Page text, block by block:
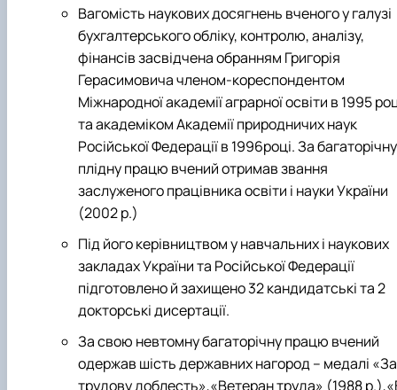
Вагомість наукових досягнень вченого у галузі
бухгалтерського обліку, контролю, аналізу,
фінансів засвідчена обранням Григорія
Герасимовича членом-кореспондентом
Міжнародної академії аграрної освіти в 1995
та академіком Академії природничих наук
Російської Федерації в 1996році. За багаторічну
плідну працю вчений отримав звання
заслуженого працівника освіти і науки України
(2002 р.)
Під його керівництвом у навчальних і наукових
закладах України та Російської Федерації
підготовлено й захищено 32 кандидатські та 2
докторські дисертації.
За свою невтомну багаторічну працю вчений
одержав шість державних нагород – медалі «За
трудову доблесть»,«Ветеран труда» (1988